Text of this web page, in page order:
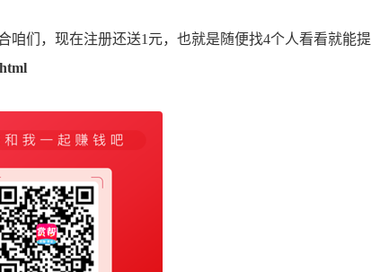
们，现在注册还送1元，也就是随便找4个人看看就能提